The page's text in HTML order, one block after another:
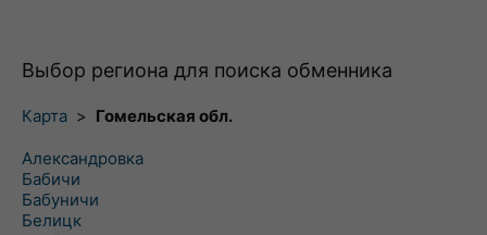
Выбор региона для поиска обменника
Карта > Гомельская обл.
Александровка
Бабичи
Бабуничи
Белицк